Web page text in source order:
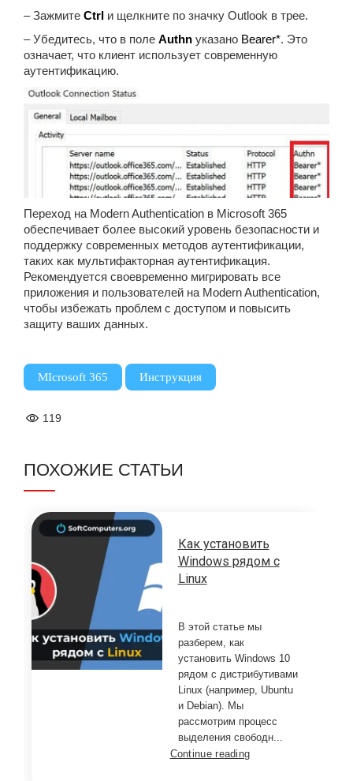
– Зажмите Ctrl и щелкните по значку Outlook в трее.
– Убедитесь, что в поле Authn указано Bearer*. Это
означает, что клиент использует современную
аутентификацию.
Переход на Modern Authentication в Microsoft 365
обеспечивает более высокий уровень безопасности и
поддержку современных методов аутентификации,
таких как мультифакторная аутентификация.
Рекомендуется своевременно мигрировать все
приложения и пользователей на Modern Authentication,
чтобы избежать проблем с доступом и повысить
защиту ваших данных.
MIcrosoft 365 Инструкция
119
ПОХОЖИЕ СТАТЬИ
Как установить
Windows рядом с
Linux
В этой статье мы
разберем, как
установить Windows 10
рядом с дистрибутивами
Linux (например, Ubuntu
и Debian). Мы
рассмотрим процесс
выделения свободн...
Continue reading